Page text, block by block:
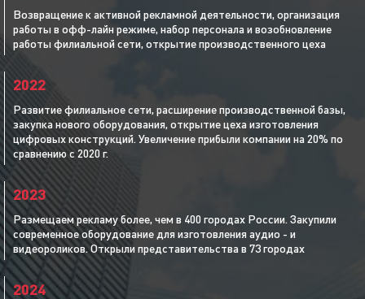
Возвращение к активной рекламной деятельности, организация
работы в офф-лайн режиме, набор персонала и возобновление
работы филиальной сети, открытие производственного цеха
2022
Развитие филиальное сети, расширение производственной базы,
закупка нового оборудования, открытие цеха изготовления
цифровых конструкций. Увеличение прибыли компании на 20% по
сравнению с 2020 г.
2023
Размещаем рекламу более, чем в 400 городах России. Закупили
современное оборудование для изготовления аудио - и
видеороликов. Открыли представительства в 73 городах
2024